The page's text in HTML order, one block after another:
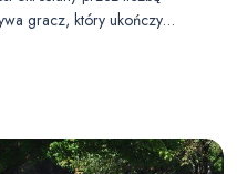
gracz, który ukończy…